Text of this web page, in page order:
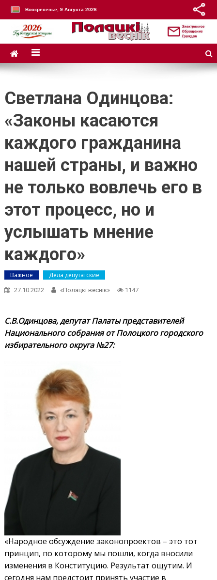
Воскресенье, 9 Августа 2026
Светлана Одинцова:
«Законы касаются
каждого гражданина
нашей страны, и важно
не только вовлечь его в
этот процесс, но и
услышать мнение
каждого»
Важное Дела депутатские
27.10.2022 «Полацкі веснік» 1147
С.В.Одинцова, депутат Палаты представителей
Национального собрания от Полоцкого городского
избирательного округа №27:
«Народное обсуждение законопроектов – это тот
принцип, по которому мы пошли, когда вносили
изменения в Конституцию. Результат ощутим. И
сегодня нам предстоит принять участие в